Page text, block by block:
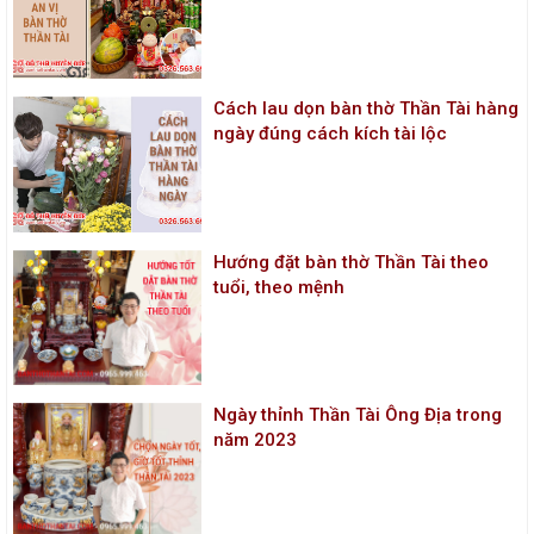
Cách lau dọn bàn thờ Thần Tài hàng
ngày đúng cách kích tài lộc
Hướng đặt bàn thờ Thần Tài theo
tuổi, theo mệnh
Ngày thỉnh Thần Tài Ông Địa trong
năm 2023